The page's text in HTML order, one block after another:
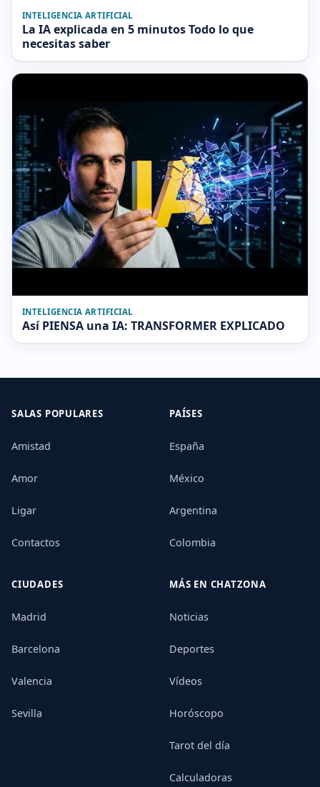
INTELIGENCIA ARTIFICIAL
La IA explicada en 5 minutos Todo lo que
necesitas saber
INTELIGENCIA ARTIFICIAL
Así PIENSA una IA: TRANSFORMER EXPLICADO
SALAS POPULARES
Amistad
Amor
Ligar
Contactos
PAÍSES
España
México
Argentina
Colombia
CIUDADES
Madrid
Barcelona
Valencia
Sevilla
MÁS EN CHATZONA
Noticias
Deportes
Vídeos
Horóscopo
Tarot del día
Calculadoras